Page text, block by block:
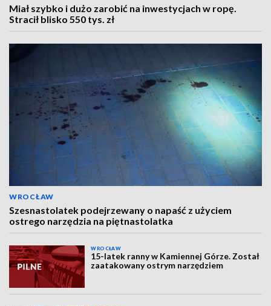
Miał szybko i dużo zarobić na inwestycjach w ropę.
Stracił blisko 550 tys. zł
WROCŁAW
Szesnastolatek podejrzewany o napaść z użyciem
ostrego narzędzia na piętnastolatka
WROCŁAW
15-latek ranny w Kamiennej Górze. Został
zaatakowany ostrym narzędziem